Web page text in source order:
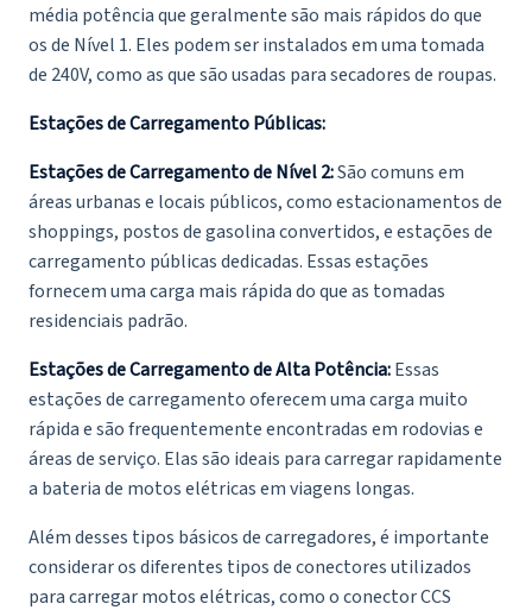
média potência que geralmente são mais rápidos do que
os de Nível 1. Eles podem ser instalados em uma tomada
de 240V, como as que são usadas para secadores de roupas.
Estações de Carregamento Públicas:
Estações de Carregamento de Nível 2:São comuns em
áreas urbanas e locais públicos, como estacionamentos de
shoppings, postos de gasolina convertidos, e estações de
carregamento públicas dedicadas. Essas estações
fornecem uma carga mais rápida do que as tomadas
residenciais padrão.
Estações de Carregamento de Alta Potência:Essas
estações de carregamento oferecem uma carga muito
rápida e são frequentemente encontradas em rodovias e
áreas de serviço. Elas são ideais para carregar rapidamente
a bateria de motos elétricas em viagens longas.
Além desses tipos básicos de carregadores, é importante
considerar os diferentes tipos de conectores utilizados
para carregar motos elétricas, como o conector CCS